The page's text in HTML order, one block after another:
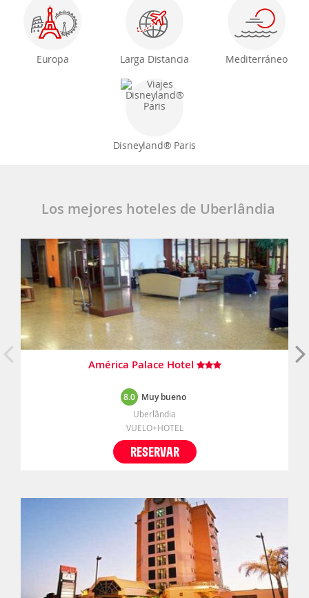
Europa Larga Distancia Mediterráneo
Disneyland® Paris
Los mejores hoteles de Uberlândia
América Palace Hotel
8.0 Muy bueno
Uberlândia
VUELO+HOTEL
RESERVAR